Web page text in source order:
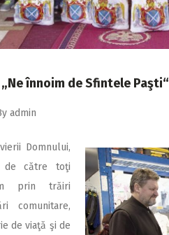
înnoim de Sfintele Paşti“
admin
Domnului,
de către toţi
prin trăiri
comunitare,
de viaţă şi de